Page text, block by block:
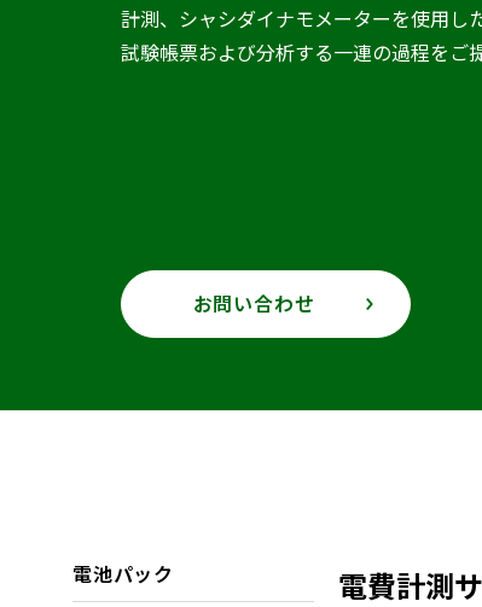
計測、シャシダイナモメーターを使用し
試験帳票および分析する一連の過程をご
お問い合わせ
電池パック 電費計測